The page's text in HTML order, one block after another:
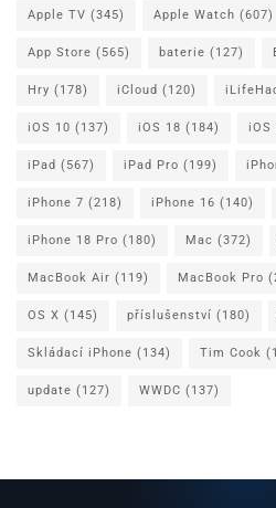
Apple TV (345) Apple Watch (607)
App Store (565) baterie (127)
Hry (178) iCloud (120)
iOS 10 (137) iOS 18 (184) iOS
iPad (567) iPad Pro (199)
iPhone 7 (218) iPhone 16 (140)
iPhone 18 Pro (180) Mac (372)
MacBook Air (119) MacBook Pro
OS X (145) příslušenství (180)
Skládací iPhone (134) Tim Cook
update (127) WWDC (137)